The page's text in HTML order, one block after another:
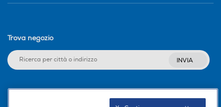
Trova negozio
INVIA